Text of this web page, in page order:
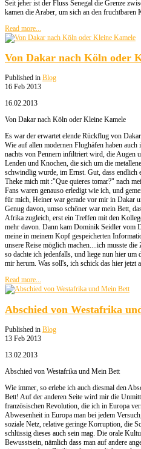
Seit jeher ist der Fluss Senegal die Grenze
kamen die Araber, um sich an den fruchtbaren
Read more...
Von Dakar nach Köln oder
Published in Blog
16 Feb 2013
16.02.2013
Von Dakar nach Köln oder Kleine Kamele
Es war der erwartet elende Rückflug von
Wie auf allen modernen Flughäfen haben
nachts von Pennern infiltriert wird, die Augen
Lenden und Knochen, die sich um die
schwindlig wurde, im Ernst. Gut, dass endlich
Theke mich mit :"Que quieres tomar?" nach
Fans waren genauso erledigt wie ich, und
für mich, Heiner war gerade vor mir in Dakar
Genug davon, umso schöner war mein Bett,
Afrika zugleich, erst ein Treffen mit den
mehr davon. Dann kam Dominik Seidler vom
meine in meinem Kopf gespeicherten
unsere Reise möglich machen....ich musste
so dachte ich jedenfalls, und liege nun hier
mir herum. Was soll's, ich schick das hier jetzt
Read more...
Abschied von Westafrika
Published in Blog
13 Feb 2013
13.02.2013
Abschied von Westafrika und Mein Bett
Wie immer, so erlebe ich auch diesmal den
Bett! Auf der anderen Seite wird mir die
französischen Revolution, die ich in Europa
Abwesenheit in Europa man bei jedem
soziale Netz, relative geringe Korruption, die
schlüssig dieses auch sein mag. Die orale
Bewusstsein, nämlich dass man auf andere